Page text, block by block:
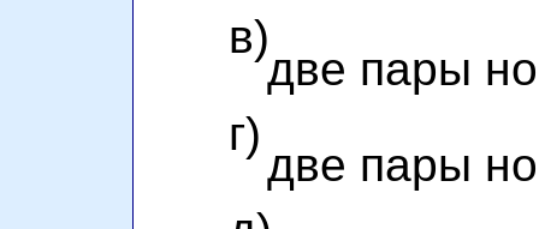
в)
две пары
г)
две пары